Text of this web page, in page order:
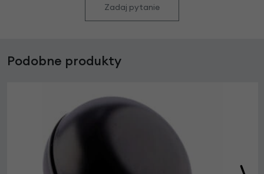
Zadaj pytanie
Podobne produkty